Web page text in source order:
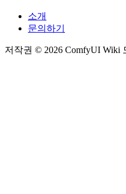
소개
문의하기
저작권 © 2026 ComfyUI Wiki